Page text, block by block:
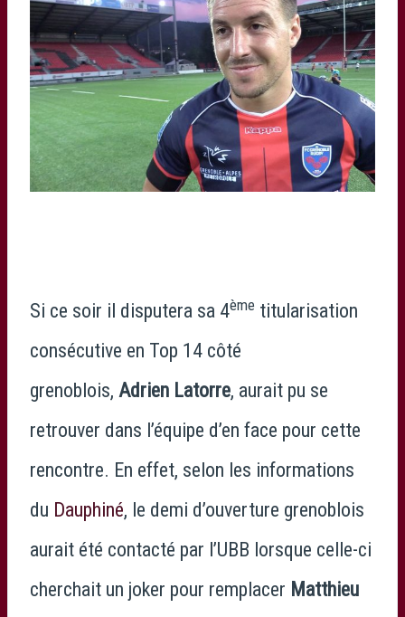
Si ce soir il disputera sa 4ème titularisation
consécutive en Top 14 côté
grenoblois, Adrien Latorre, aurait pu se
retrouver dans l’équipe d’en face pour cette
rencontre. En effet, selon les informations
du Dauphiné, le demi d’ouverture grenoblois
aurait été contacté par l’UBB lorsque celle-ci
cherchait un joker pour remplacer Matthieu